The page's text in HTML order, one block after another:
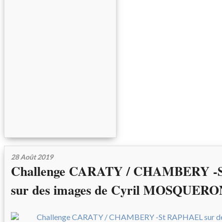
28 Août 2019
Challenge CARATY / CHAMBERY
sur des images de Cyril